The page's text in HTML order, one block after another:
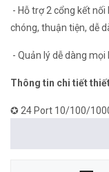
- Hỗ trợ 2 cổng kết
chóng, thuận tiện, dễ
- Quản lý dễ dàng
Thông tin chi tiết
✪ 24 Port 10/100/
IEEE802.3at,